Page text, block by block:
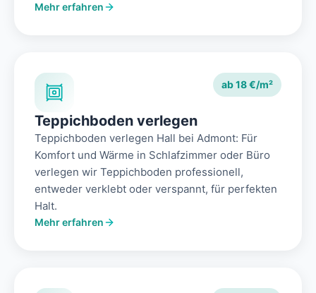
Mehr erfahren
ab 18 €/m²
Teppichboden verlegen
Teppichboden verlegen Hall bei Admont: Für
Komfort und Wärme in Schlafzimmer oder Büro
verlegen wir Teppichboden professionell,
entweder verklebt oder verspannt, für perfekten
Halt.
Mehr erfahren